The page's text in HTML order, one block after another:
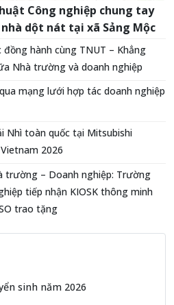
Công nghiệp chung tay
dột nát tại xã Sảng Mộc
hành cùng TNUT – Khẳng
Nhà trường và doanh nghiệp
mạng lưới hợp tác doanh nghiệp
Nhì toàn quốc tại Mitsubishi
2026
trường – Doanh nghiệp: Trường
tiếp nhận KIOSK thông minh
trao tặng
sinh năm 2026